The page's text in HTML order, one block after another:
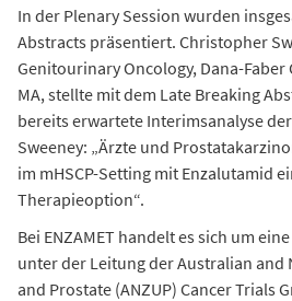
In der Plenary Session wurden
Abstracts präsentiert. Christopher
Genitourinary Oncology, Dana-
MA, stellte mit dem Late Breaking
bereits erwartete Interimsanalyse der
Sweeney: „Ärzte und
im mHSCP-Setting mit Enzalutamid
Therapieoption“.
Bei ENZAMET handelt es sich um
unter der Leitung der Australian and
and Prostate (ANZUP) Cancer Trials